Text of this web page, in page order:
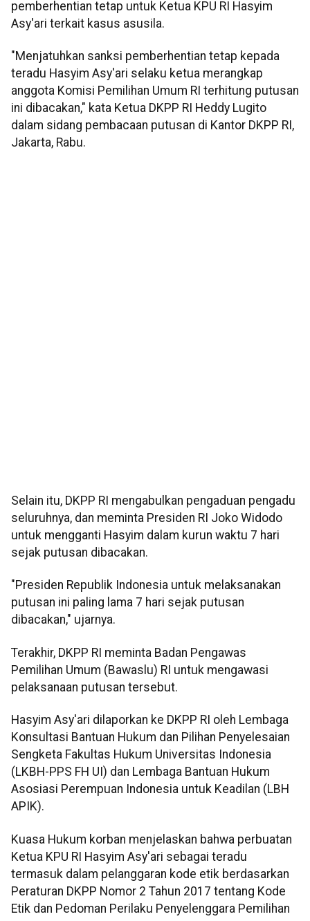
pemberhentian tetap untuk Ketua KPU RI Hasyim
Asy'ari terkait kasus asusila.
"Menjatuhkan sanksi pemberhentian tetap kepada
teradu Hasyim Asy'ari selaku ketua merangkap
anggota Komisi Pemilihan Umum RI terhitung putusan
ini dibacakan," kata Ketua DKPP RI Heddy Lugito
dalam sidang pembacaan putusan di Kantor DKPP RI,
Jakarta, Rabu.
Selain itu, DKPP RI mengabulkan pengaduan pengadu
seluruhnya, dan meminta Presiden RI Joko Widodo
untuk mengganti Hasyim dalam kurun waktu 7 hari
sejak putusan dibacakan.
"Presiden Republik Indonesia untuk melaksanakan
putusan ini paling lama 7 hari sejak putusan
dibacakan," ujarnya.
Terakhir, DKPP RI meminta Badan Pengawas
Pemilihan Umum (Bawaslu) RI untuk mengawasi
pelaksanaan putusan tersebut.
Hasyim Asy'ari dilaporkan ke DKPP RI oleh Lembaga
Konsultasi Bantuan Hukum dan Pilihan Penyelesaian
Sengketa Fakultas Hukum Universitas Indonesia
(LKBH-PPS FH UI) dan Lembaga Bantuan Hukum
Asosiasi Perempuan Indonesia untuk Keadilan (LBH
APIK).
Kuasa Hukum korban menjelaskan bahwa perbuatan
Ketua KPU RI Hasyim Asy'ari sebagai teradu
termasuk dalam pelanggaran kode etik berdasarkan
Peraturan DKPP Nomor 2 Tahun 2017 tentang Kode
Etik dan Pedoman Perilaku Penyelenggara Pemilihan